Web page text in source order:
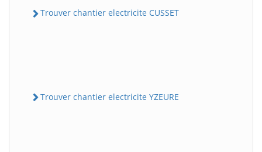
Trouver chantier electricite CUSSET
Trouver chantier electricite YZEURE